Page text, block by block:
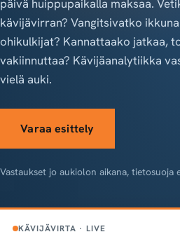
päivä huippupaikalla maksaa.
kävijävirran? Vangitsivatko
ohikulkijat? Kannattaako jatkaa,
vakiinnuttaa? Kävijäanalytiikka
vielä auki.
Varaa esittely
Vastaukset jo aukiolon aikana, tietosuoja
KÄVIJÄVIRTA · LIVE